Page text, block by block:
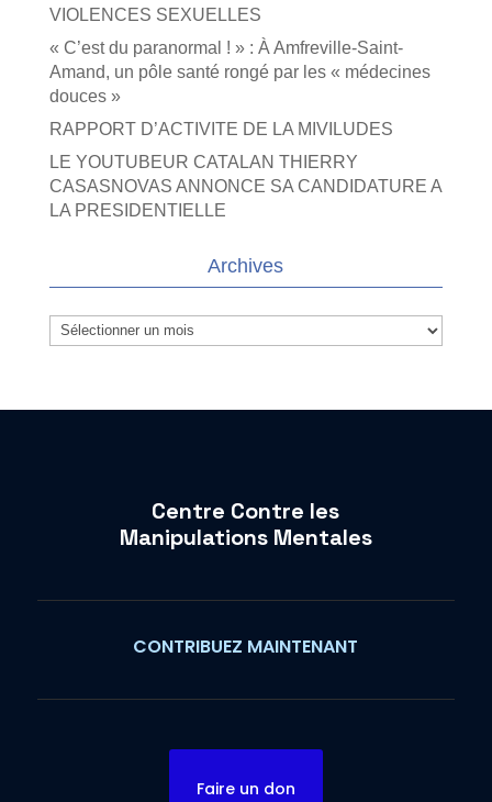
VIOLENCES SEXUELLES
« C’est du paranormal ! » : À Amfreville-Saint-
Amand, un pôle santé rongé par les « médecines
douces »
RAPPORT D’ACTIVITE DE LA MIVILUDES
LE YOUTUBEUR CATALAN THIERRY
CASASNOVAS ANNONCE SA CANDIDATURE A
LA PRESIDENTIELLE
Archives
Archives
Centre Contre les
Manipulations Mentales
CONTRIBUEZ MAINTENANT
Faire un don